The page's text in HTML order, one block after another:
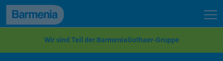
zum Seiteninhalt
Back to top
Wir sind Teil der BarmeniaGothaer-Gruppe